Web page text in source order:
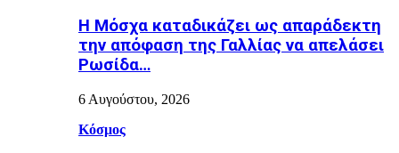
Η Μόσχα καταδικάζει ως απαράδεκτη
την απόφαση της Γαλλίας να απελάσει
Ρωσίδα…
6 Αυγούστου, 2026
Κόσμος